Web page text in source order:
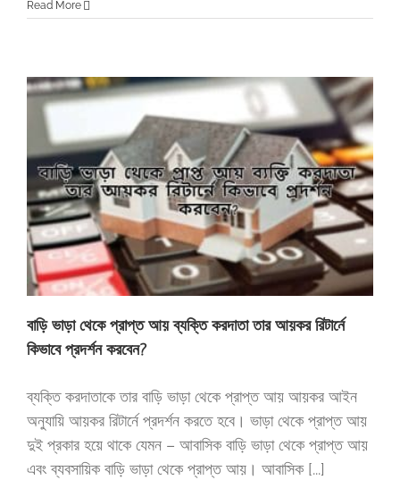
Read More
বাড়ি ভাড়া থেকে প্রাপ্ত আয় ব্যক্তি করদাতা তার আয়কর রিটার্নে
কিভাবে প্রদর্শন করবেন?
ব্যক্তি করদাতাকে তার বাড়ি ভাড়া থেকে প্রাপ্ত আয় আয়কর আইন
অনুযায়ি আয়কর রিটার্নে প্রদর্শন করতে হবে। ভাড়া থেকে প্রাপ্ত আয়
দুই প্রকার হয়ে থাকে যেমন – আবাসিক বাড়ি ভাড়া থেকে প্রাপ্ত আয়
এবং ব্যবসায়িক বাড়ি ভাড়া থেকে প্রাপ্ত আয়। আবাসিক [...]